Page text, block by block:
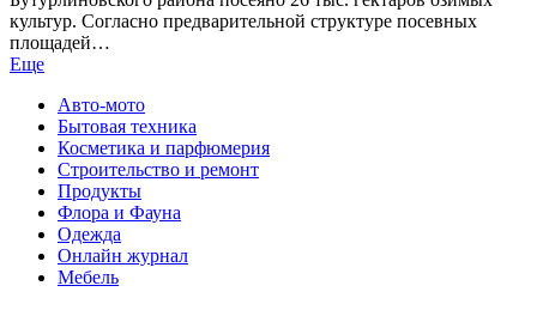
культур. Согласно предварительной структуре посевных
площадей…
Еще
Авто-мото
Бытовая техника
Косметика и парфюмерия
Строительство и ремонт
Продукты
Флора и Фауна
Одежда
Онлайн журнал
Мебель